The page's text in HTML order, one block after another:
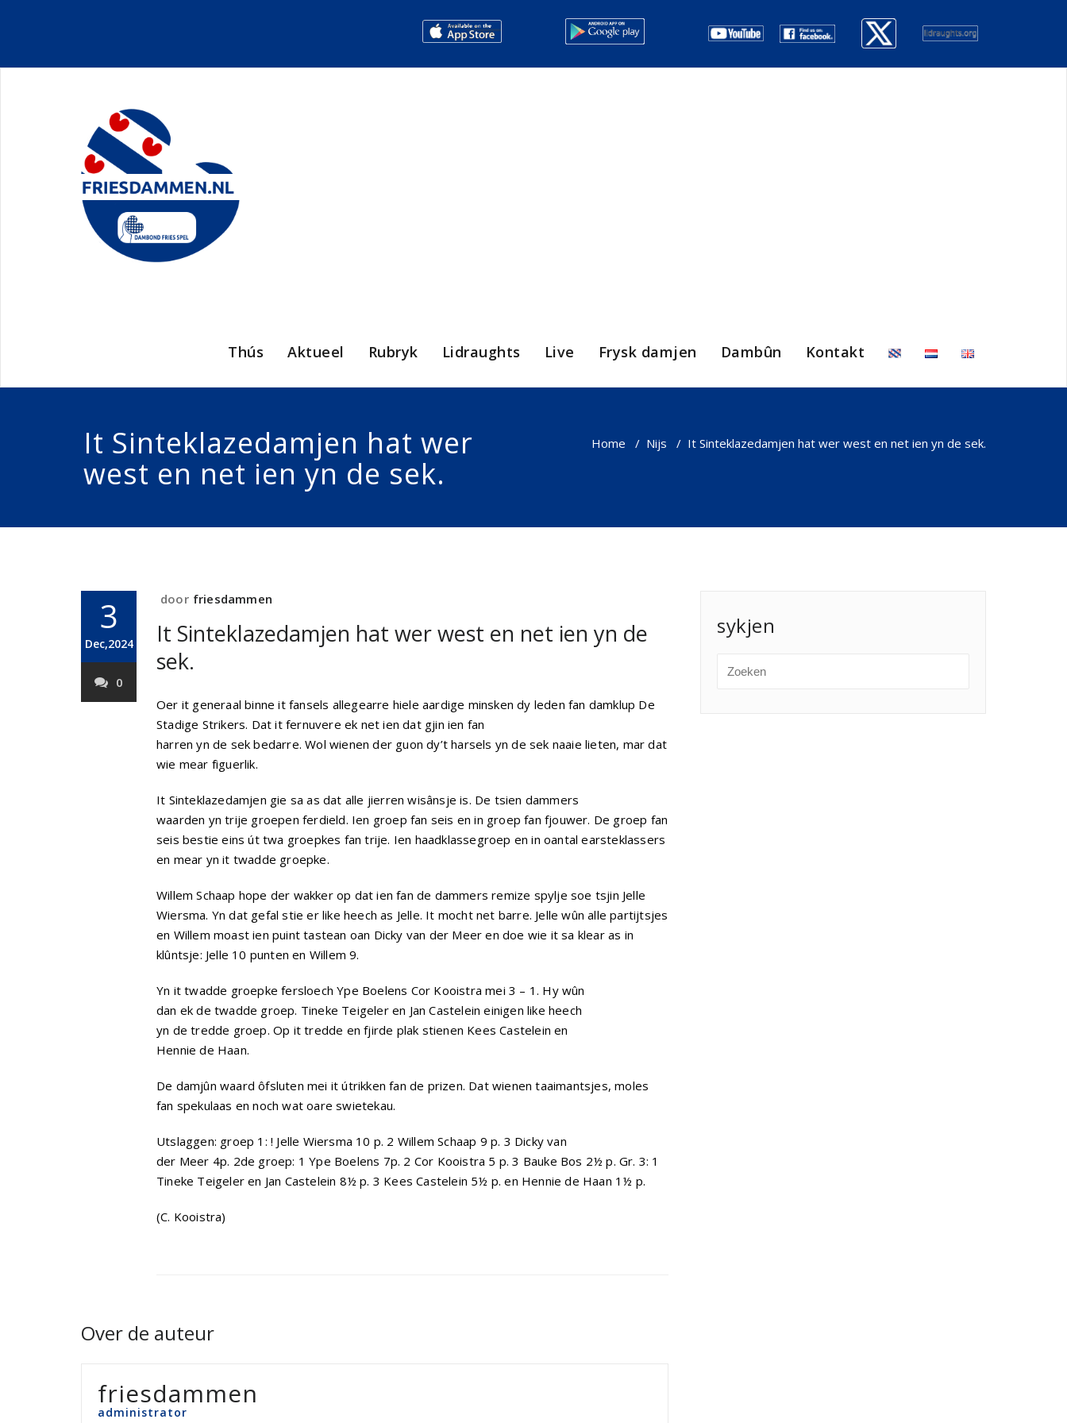
Thús Aktueel Rubryk Lidraughts Live Frysk damjen Dambûn Kontakt
It Sinteklazedamjen hat wer
west en net ien yn de sek.
Home / Nijs / It Sinteklazedamjen hat wer west en net ien yn de sek.
3
Dec,2024
0
door friesdammen
It Sinteklazedamjen hat wer west en net ien yn de
sek.
Oer it generaal binne it fansels allegearre hiele aardige minsken dy leden fan damklup De
Stadige Strikers. Dat it fernuvere ek net ien dat gjin ien fan
harren yn de sek bedarre. Wol wienen der guon dy’t harsels yn de sek naaie lieten, mar dat
wie mear figuerlik.
It Sinteklazedamjen gie sa as dat alle jierren wisânsje is. De tsien dammers
waarden yn trije groepen ferdield. Ien groep fan seis en in groep fan fjouwer. De groep fan
seis bestie eins út twa groepkes fan trije. Ien haadklassegroep en in oantal earsteklassers
en mear yn it twadde groepke.
Willem Schaap hope der wakker op dat ien fan de dammers remize spylje soe tsjin Jelle
Wiersma. Yn dat gefal stie er like heech as Jelle. It mocht net barre. Jelle wûn alle partijtsjes
en Willem moast ien puint tastean oan Dicky van der Meer en doe wie it sa klear as in
klûntsje: Jelle 10 punten en Willem 9.
Yn it twadde groepke fersloech Ype Boelens Cor Kooistra mei 3 – 1. Hy wûn
dan ek de twadde groep. Tineke Teigeler en Jan Castelein einigen like heech
yn de tredde groep. Op it tredde en fjirde plak stienen Kees Castelein en
Hennie de Haan.
De damjûn waard ôfsluten mei it útrikken fan de prizen. Dat wienen taaimantsjes, moles
fan spekulaas en noch wat oare swietekau.
Utslaggen: groep 1: ! Jelle Wiersma 10 p. 2 Willem Schaap 9 p. 3 Dicky van
der Meer 4p. 2de groep: 1 Ype Boelens 7p. 2 Cor Kooistra 5 p. 3 Bauke Bos 2½ p. Gr. 3: 1
Tineke Teigeler en Jan Castelein 8½ p. 3 Kees Castelein 5½ p. en Hennie de Haan 1½ p.
(C. Kooistra)
Over de auteur
friesdammen
administrator
sykjen